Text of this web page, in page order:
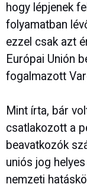
hogy lépjenek
folyamatban
ezzel csak azt
Európai Unión
fogalmazott
Mint írta, bár
csatlakozott a
beavatkozók
uniós jog
nemzeti